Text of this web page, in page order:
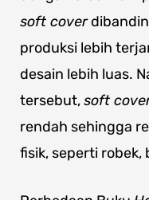
soft cover
produksi lebih
desain lebih luas.
tersebut,soft
rendah sehingga
fisik, seperti robek,